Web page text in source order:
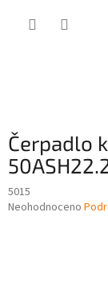
Čerpadlo
5015
Průměrné
Neohodnoceno